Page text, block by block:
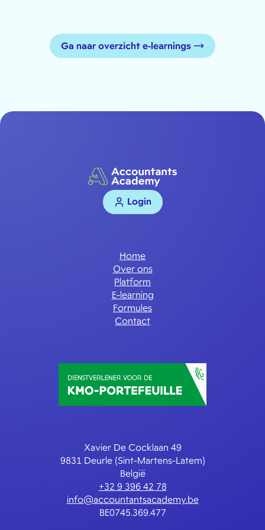
Ga naar overzicht e-learnings
Login
Home
Over ons
Platform
E-learning
Formules
Contact
Xavier De Cocklaan 49
9831 Deurle (Sint-Martens-Latem)
België
+32 9 396 42 78
info@accountantsacademy.be
BE0745.369.477